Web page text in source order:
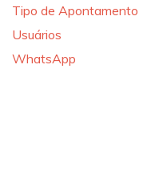
Tipo de Apontamento
Usuários
WhatsApp